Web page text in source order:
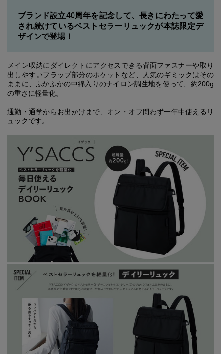
ブランド設立40周年を記念して、長きにわたって愛
され続けているベストセラーリュックが本誌限定デ
ザインで登場！
メイン収納にダイレクトにアクセスできる背面ファスナーや取り
出しやすいフラップ部分のポケットなど、人気のギミックはその
ままに、ふかふかの中綿入りのナイロン調生地を使って、約200g
の重さに軽量化。
通勤・通学からお出かけまで、オン・オフ問わず一年中使えるリ
ュックです。